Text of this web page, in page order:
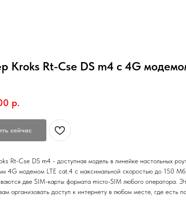
Kroks Rt-Cse DS m4 с 4G
р.
сейчас
Rt-Cse DS m4 - доступная модель в линейке настольных
4G модемом LTE cat.4 с максимальной скоростью до 150
две SIM-карты формата micro-SIM любого оператора.
организовать доступ к интернету в любом месте, где есть